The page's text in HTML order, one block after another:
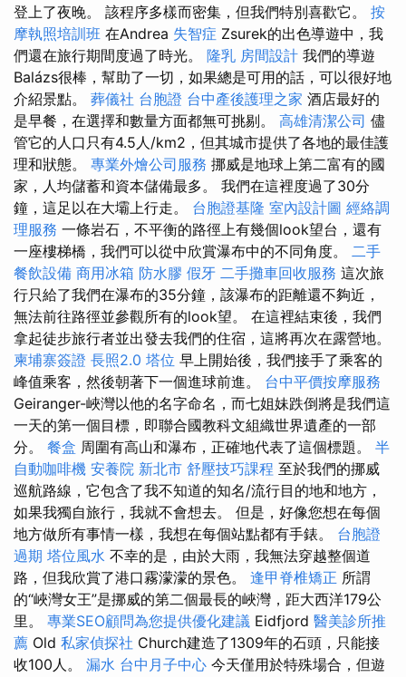
登上了夜晚。 該程序多樣而密集，但我們特別喜歡它。 按
摩執照培訓班 在Andrea 失智症 Zsurek的出色導遊中，我
們還在旅行期間度過了時光。 隆乳 房間設計 我們的導遊
Balázs很棒，幫助了一切，如果總是可用的話，可以很好地
介紹景點。 葬儀社 台胞證 台中產後護理之家 酒店最好的
是早餐，在選擇和數量方面都無可挑剔。 高雄清潔公司 儘
管它的人口只有4.5人/km2，但其城市提供了各地的最佳護
理和狀態。 專業外燴公司服務 挪威是地球上第二富有的國
家，人均儲蓄和資本儲備最多。 我們在這裡度過了30分
鐘，這足以在大壩上行走。 台胞證基隆 室內設計圖 經絡調
理服務 一條岩石，不平衡的路徑上有幾個look望台，還有
一座樓梯橋，我們可以從中欣賞瀑布中的不同角度。 二手
餐飲設備 商用冰箱 防水膠 假牙 二手攤車回收服務 這次旅
行只給了我們在瀑布的35分鐘，該瀑布的距離還不夠近，
無法前往路徑並參觀所有的look望。 在這裡結束後，我們
拿起徒步旅行者並出發去我們的住宿，這將再次在露營地。
柬埔寨簽證 長照2.0 塔位 早上開始後，我們接手了乘客的
峰值乘客，然後朝著下一個進球前進。 台中平價按摩服務
Geiranger-峽灣以他的名字命名，而七姐妹跌倒將是我們這
一天的第一個目標，即聯合國教科文組織世界遺產的一部
分。 餐盒 周圍有高山和瀑布，正確地代表了這個標題。 半
自動咖啡機 安養院 新北市 舒壓技巧課程 至於我們的挪威
巡航路線，它包含了我不知道的知名/流行目的地和地方，
如果我獨自旅行，我就不會想去。 但是，好像您想在每個
地方做所有事情一樣，我想在每個站點都有手錶。 台胞證
過期 塔位風水 不幸的是，由於大雨，我無法穿越整個道
路，但我欣賞了港口霧濛濛的景色。 逢甲脊椎矯正 所謂
的“峽灣女王”是挪威的第二個最長的峽灣，距大西洋179公
里。 專業SEO顧問為您提供優化建議 Eidfjord 醫美診所推
薦 Old 私家偵探社 Church建造了1309年的石頭，只能接
收100人。 漏水 台中月子中心 今天僅用於特殊場合，但遊